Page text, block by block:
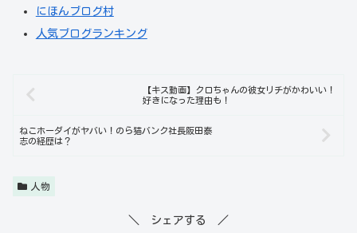
にほんブログ村
人気ブログランキング
【キス動画】クロちゃんの彼女リチがかわいい！
好きになった理由も！
ねこホーダイがヤバい！のら猫バンク社長阪田泰
志の経歴は？
人物
＼ シェアする ／